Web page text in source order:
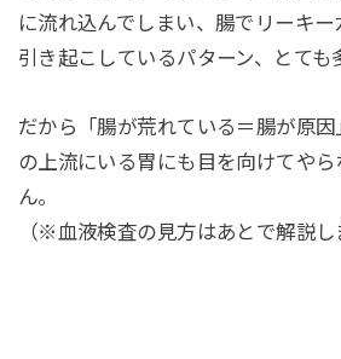
に流れ込んでしまい、腸でリーキ
引き起こしているパターン、とても
だから「腸が荒れている＝腸が原
の上流にいる胃にも目を向けてや
ん。
（※血液検査の見方はあとで解説し